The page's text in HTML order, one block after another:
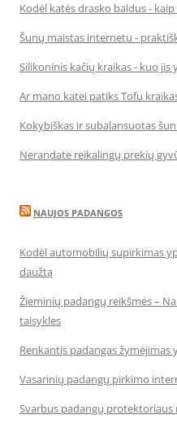
Kodėl katės drasko baldus -
Šunų maistas internetu -
Silikoninis kačių kraikas - kuo jis
Ar mano katei patiks Tofu
Kokybiškas ir subalansuotas
Nerandate reikalingų prekių
NAUJOS PADANGOS
Kodėl automobilių supirkimas
daužtą
Žieminių padangų reikšmės –
taisykles
Renkantis padangas žymėjimas
Vasarinių padangų pirkimo
Svarbus padangų protektoriaus